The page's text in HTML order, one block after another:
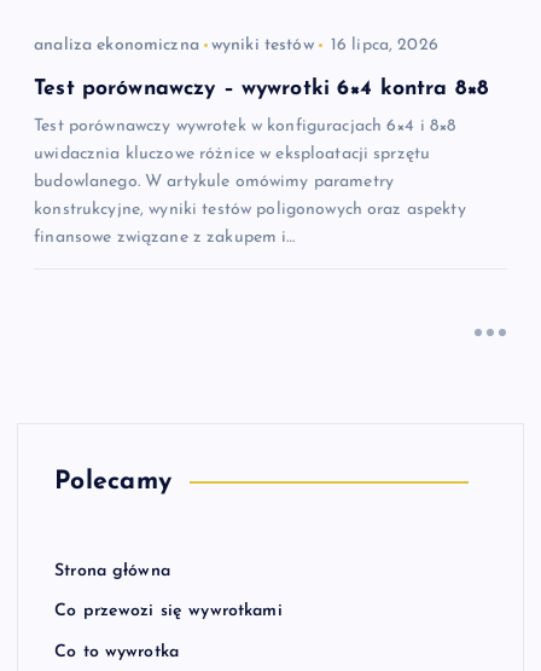
analiza ekonomiczna wyniki testów 16 lipca, 2026
Test porównawczy – wywrotki 6×4 kontra 8×8
Test porównawczy wywrotek w konfiguracjach 6×4 i 8×8
uwidacznia kluczowe różnice w eksploatacji sprzętu
budowlanego. W artykule omówimy parametry
konstrukcyjne, wyniki testów poligonowych oraz aspekty
finansowe związane z zakupem i…
Polecamy
Strona główna
Co przewozi się wywrotkami
Co to wywrotka